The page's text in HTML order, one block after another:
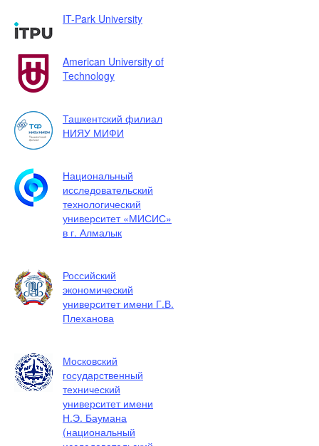
IT-Park University
American University of
Technology
Ташкентский филиал
НИЯУ МИФИ
Национальный
исследовательский
технологический
университет «МИСИС»
в г. Алмалык
Российский
экономический
университет имени Г.В.
Плеханова
Московский
государственный
технический
университет имени
Н.Э. Баумана
(национальный